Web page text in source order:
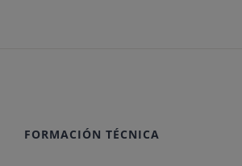
FORMACIÓN TÉCNICA